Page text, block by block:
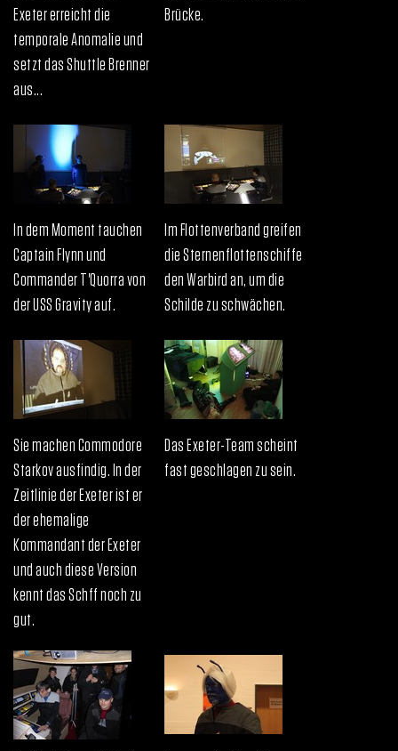
Exeter erreicht die
temporale Anomalie und
setzt das Shuttle Brenner
aus...
Brücke.
In dem Moment tauchen
Captain Flynn und
Commander T'Quorra von
der USS Gravity auf.
Im Flottenverband greifen
die Sternenflottenschiffe
den Warbird an, um die
Schilde zu schwächen.
Sie machen Commodore
Starkov ausfindig. In der
Zeitlinie der Exeter ist er
der ehemalige
Kommandant der Exeter
und auch diese Version
kennt das Schff noch zu
gut.
Das Exeter-Team scheint
fast geschlagen zu sein.